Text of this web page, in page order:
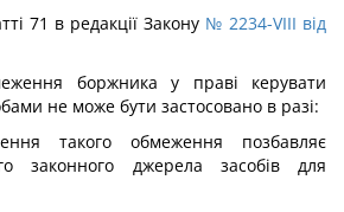
71 в редакції Закону № 2234-VIII від
боржника у праві керувати
не може бути застосовано в разі:
такого обмеження позбавляє
законного джерела засобів для